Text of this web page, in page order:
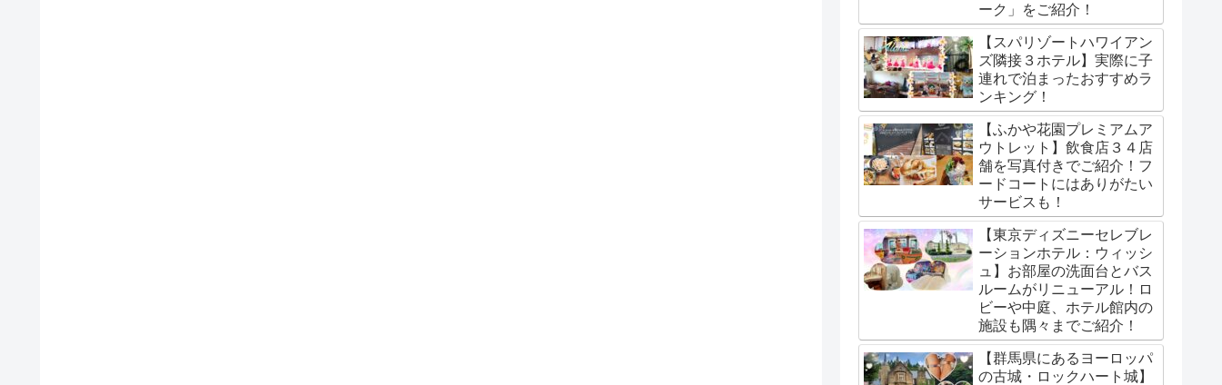
ーク」をご紹介！
【スパリゾートハワイアン
ズ隣接３ホテル】実際に子
連れで泊まったおすすめラ
ンキング！
【ふかや花園プレミアムア
ウトレット】飲食店３４店
舗を写真付きでご紹介！フ
ードコートにはありがたい
サービスも！
【東京ディズニーセレブレ
ーションホテル：ウィッシ
ュ】お部屋の洗面台とバス
ルームがリニューアル！ロ
ビーや中庭、ホテル館内の
施設も隅々までご紹介！
【群馬県にあるヨーロッパ
の古城・ロックハート城】